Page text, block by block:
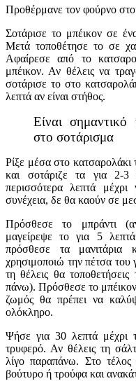
Προθέρμανε τον φούρνο
Σοτάρισε το μπέικον σε
Μετά τοποθέτησε το σε
Αφαίρεσε από το
μπέικον. Αν θέλεις να
σοτάρισε το στο
λεπτά αν είναι στήθος.
Είναι
στο σοτάρισμα
Ρίξε μέσα στο κατσαρολάκι
και σοτάριζε τα για 2-
περισσότερα λεπτά μέχρι
συνέχεια, δε θα καούν σε
Πρόσθεσε το μπράντι
μαγείρεψε το για 5
πρόσθεσε τα μανιτάρια
χρησιμοποιώ την πέτσα του
τη θέλεις θα
πάνω). Πρόσθεσε το
ζωμός θα πρέπει να
ολόκληρο.
Ψήσε για 30 λεπτά μέχρι
τρυφερό. Αν θέλεις τη
λίγο παραπάνω. Στο
βούτυρο ή τρούφα και